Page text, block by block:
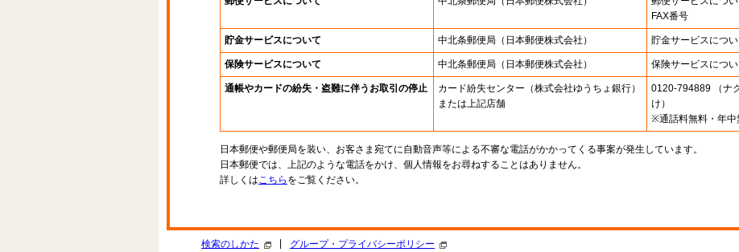
FAX番号
貯金サービスについて 中北条郵便局 （日本郵便株式会社） 貯金サービスにつ
保険サービスについて 中北条郵便局 （日本郵便株式会社） 保険サービスにつ
通帳やカードの紛失・盗難に伴うお取引の停止 カード紛失センター （株式会社ゆうちょ銀行）
または上記店舗
0120-794889 （ナ
け）
※通話料無料・年中
日本郵便や郵便局を装い、お客さま宛てに自動音声等による不審な電話がかかってくる事案が発生しています。
日本郵便では、上記のような電話をかけ、個人情報をお尋ねすることはありません。
詳しくはこちら をご覧ください。
検索のしかた グループ・プライバシーポリシー